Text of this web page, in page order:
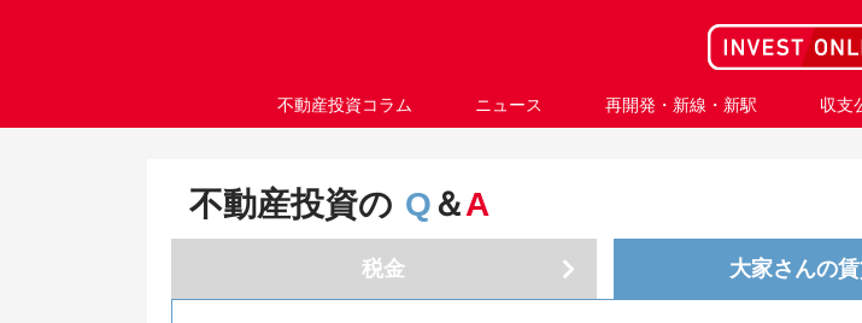
不動産投資コラム ニュース 再開発・新線・新駅 収支
不動産投資の Q＆A
税金 大家さんの